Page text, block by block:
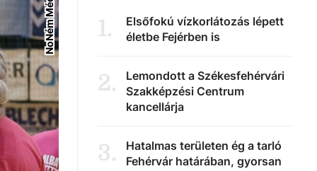
NoNém Média 1.
Elsőfokú vízkorlátozás lépett
életbe Fejérben is
2.
Lemondott a Székesfehérvári
Szakképzési Centrum
kancellárja
3.
Hatalmas területen ég a tarló
Fehérvár határában, gyorsan